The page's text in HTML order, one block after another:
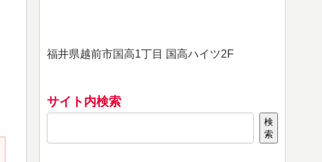
福井県越前市国高1丁目 国高ハイツ2F
サイト内検索
検
索